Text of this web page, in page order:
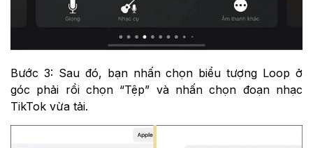
Bước 3: Sau đó, bạn nhấn chọn biểu tượng Loop ở
góc phải rồi chọn “Tệp” và nhấn chọn đoạn nhạc
TikTok vừa tải.